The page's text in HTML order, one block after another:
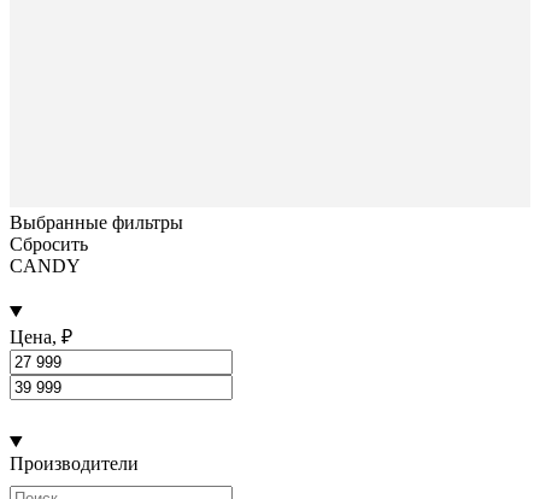
Выбранные фильтры
Сбросить
CANDY
Цена, ₽
Производители